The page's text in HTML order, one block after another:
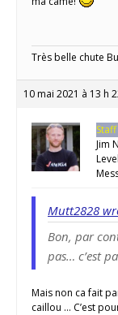
Très belle chute
10 mai 2021 à 13 h
Staff
Jim
Mutt2828
Bon, par
pas… c’est
Mais non ca fait
caillou … C’est